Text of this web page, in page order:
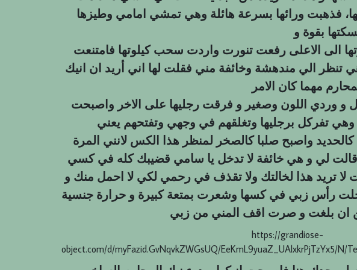
فذهبت ورائها بسرعة هائلة وهي تمشي امامي وطيزها
بقوة و
الى الاعلى رفعت تنورت واردت سحب كيلوتها فامتنعت
الي مندهشة وخائفة مني فقلت لها اني أريد ان انيك
و وردي اللون وصغير و فرقت رجليها على الاخر واصبحت
تفركل برجليها وتغلقهم في وجهي وتفتحهم يعني
واصبح صلبا كالصخر لمنظر هذا الكس لانني المرة
قالت لي و هي خائفة لا تدخل يا سامي قضيبك كله في كسي
تريد هذا لخالتك ولا تقذف في رحمي لكي لا احمل منك و
رأس زبي في كسها وشعرت بمتعة كبيرة و حرارة جنسية
https://grandiose-
object.com/d/myFazid.GvNqvkZWGsUQ/EeKmL9yuaZ_UAlxkrPjTzYx5/N/